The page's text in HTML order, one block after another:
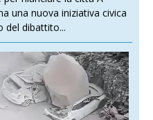
una nuova iniziativa civica
del dibattito...